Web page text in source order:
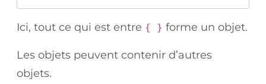
Ici, tout ce qui est entre { } forme un objet.
Les objets peuvent contenir d’autres
objets.